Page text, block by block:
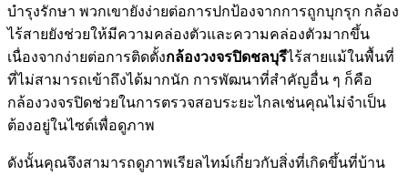
บำรุงรักษา พวกเขายังง่ายต่อการปกป้องจากการถูกบุกรุก กล้อง
ไร้สายยังช่วยให้มีความคล่องตัวและความคล่องตัวมากขึ้น
เนื่องจากง่ายต่อการติดตั้งกล้องวงจรปิดชลบุรีไร้สายแม้ในพื้นที่
ที่ไม่สามารถเข้าถึงได้มากนัก การพัฒนาที่สำคัญอื่น ๆ ก็คือ
กล้องวงจรปิดช่วยในการตรวจสอบระยะไกลเช่นคุณไม่จำเป็น
ต้องอยู่ในไซต์เพื่อดูภาพ
ดังนั้นคุณจึงสามารถดูภาพเรียลไทม์เกี่ยวกับสิ่งที่เกิดขึ้นที่บ้าน